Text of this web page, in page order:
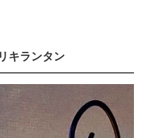
キランタン